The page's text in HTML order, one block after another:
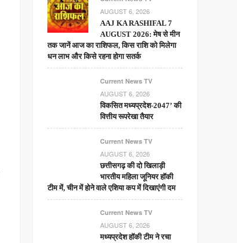
AUGUST 6, 2026
AAJ KA RASHIFAL 7
AUGUST 2026: मेष से मीन
तक जानें आज का राशिफल, किस राशि को मिलेगा
धन लाभ और किसे रहना होगा सतर्क
Current News TV
AUGUST 6, 2026
विकसित मध्यप्रदेश-2047’ की
वित्तीय रूपरेखा तैयार
Current News TV
AUGUST 6, 2026
छत्तीसगढ़ की दो खिलाड़ी
भारतीय महिला जूनियर हॉकी
टीम में, चीन में होने वाले एशिया कप में दिखाएंगी दम
Current News TV
AUGUST 6, 2026
मध्यप्रदेश हॉकी टीम ने रचा